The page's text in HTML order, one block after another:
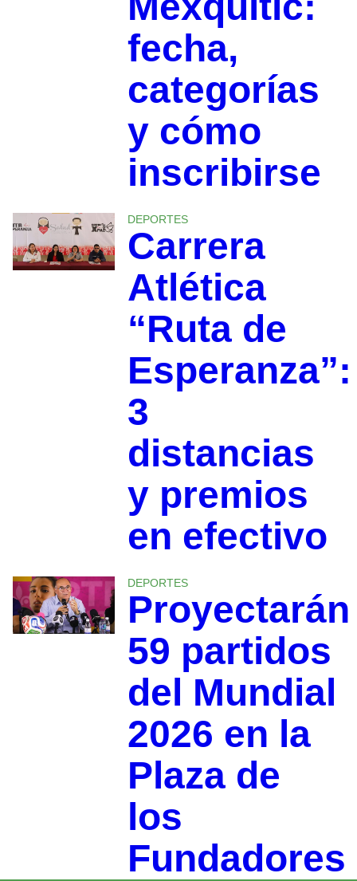
fecha,
categorías
y cómo
inscribirse
DEPORTES
Carrera
Atlética
“Ruta de
Esperanza”:
3
distancias
y premios
en efectivo
DEPORTES
Proyectarán
59 partidos
del Mundial
2026 en la
Plaza de
los
Fundadores